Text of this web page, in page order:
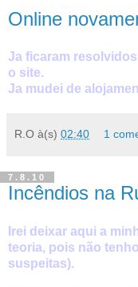
Online
Ja ficaram
o site.
Ja mudei de
R.O à(s) 02:40 1
7.8.10
Incêndios na
Irei deixar aqui a
teoria, pois não
suspeitas).